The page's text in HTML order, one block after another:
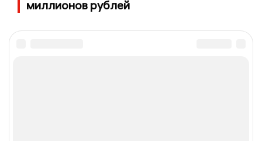
миллионов рублей